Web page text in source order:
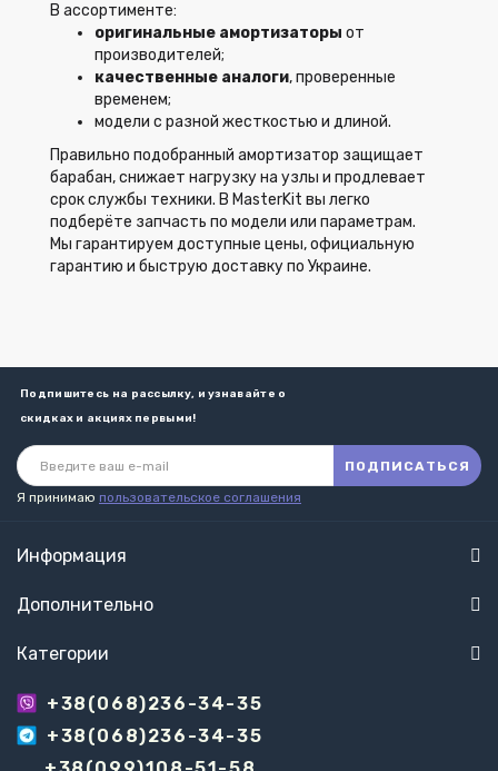
В ассортименте:
оригинальные амортизаторы от
производителей;
качественные аналоги, проверенные
временем;
модели с разной жесткостью и длиной.
Правильно подобранный амортизатор защищает
барабан, снижает нагрузку на узлы и продлевает
срок службы техники. В MasterKit вы легко
подберёте запчасть по модели или параметрам.
Мы гарантируем доступные цены, официальную
гарантию и быструю доставку по Украине.
Подпишитесь на рассылку, и узнавайте о
скидках и акциях первыми!
ПОДПИСАТЬСЯ
Я принимаю пользовательское соглашения
Информация
Дополнительно
Категории
+38(068)236-34-35
+38(068)236-34-35